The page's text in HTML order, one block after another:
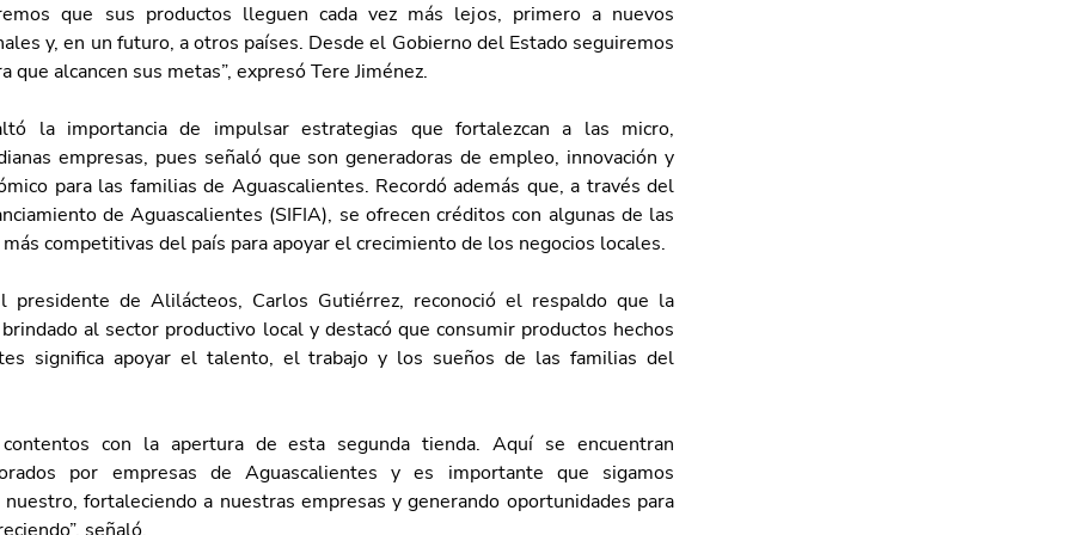
que sus productos lleguen cada vez más lejos, primero a nuevos
y, en un futuro, a otros países. Desde el Gobierno del Estado seguiremos
que alcancen sus metas”, expresó Tere Jiménez.
la importancia de impulsar estrategias que fortalezcan a las micro,
empresas, pues señaló que son generadoras de empleo, innovación y
para las familias de Aguascalientes. Recordó además que, a través del
de Aguascalientes (SIFIA), se ofrecen créditos con algunas de las
competitivas del país para apoyar el crecimiento de los negocios locales.
presidente de Alilácteos, Carlos Gutiérrez, reconoció el respaldo que la
al sector productivo local y destacó que consumir productos hechos
significa apoyar el talento, el trabajo y los sueños de las familias del
contentos con la apertura de esta segunda tienda. Aquí se encuentran
por empresas de Aguascalientes y es importante que sigamos
fortaleciendo a nuestras empresas y generando oportunidades para